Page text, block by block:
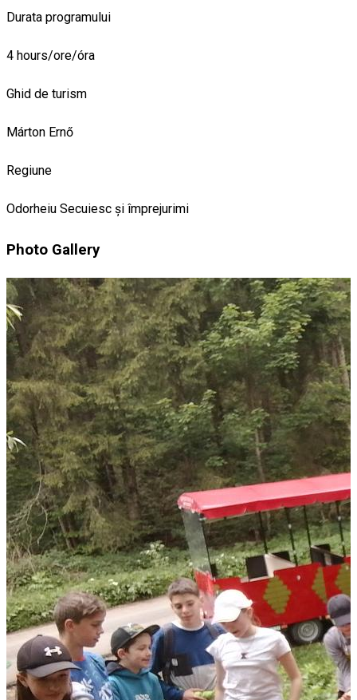
Durata programului
4 hours/ore/óra
Ghid de turism
Márton Ernő
Regiune
Odorheiu Secuiesc și împrejurimi
Photo Gallery